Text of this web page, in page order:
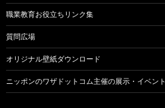
職業教育お役立ちリンク集
質問広場
オリジナル壁紙ダウンロード
ニッポンのワザドットコム主催の展示・イベント